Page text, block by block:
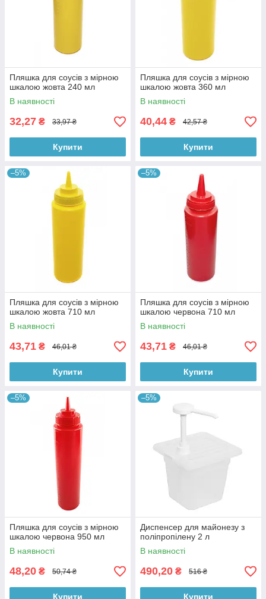
Пляшка для соусів з мірною
шкалою жовта 240 мл
В наявності
32,27 ₴ 33,97 ₴
Купити
Пляшка для соусів з мірною
шкалою жовта 360 мл
В наявності
40,44 ₴ 42,57 ₴
Купити
–5%
Пляшка для соусів з мірною
шкалою жовта 710 мл
В наявності
43,71 ₴ 46,01 ₴
Купити
–5%
Пляшка для соусів з мірною
шкалою червона 710 мл
В наявності
43,71 ₴ 46,01 ₴
Купити
–5%
Пляшка для соусів з мірною
шкалою червона 950 мл
В наявності
48,20 ₴ 50,74 ₴
Купити
–5%
Диспенсер для майонезу з
поліпропілену 2 л
В наявності
490,20 ₴ 516 ₴
Купити